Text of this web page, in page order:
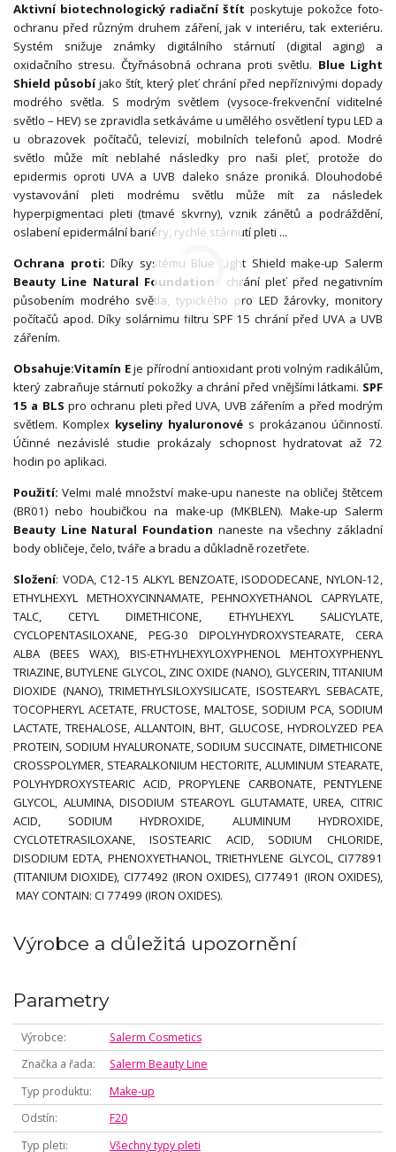
Aktivní biotechnologický radiační štít poskytuje pokožce foto-
ochranu před různým druhem záření, jak v interiéru, tak exteriéru.
Systém snižuje známky digitálního stárnutí (digital aging) a
oxidačního stresu. Čtyřnásobná ochrana proti světlu. Blue Light
Shield působíjako štít, který pleť chrání před nepříznivými dopady
modrého světla. S modrým světlem (vysoce-frekvenční viditelné
světlo – HEV) se zpravidla setkáváme u umělého osvětlení typu LED a
u obrazovek počítačů, televizí, mobilních telefonů apod. Modré
světlo může mít neblahé následky pro naši pleť, protože do
epidermis oproti UVA a UVB daleko snáze proniká. Dlouhodobé
vystavování pleti modrému světlu může mít za následek
hyperpigmentaci pleti (tmavé skvrny), vznik zánětů a podráždění,
oslabení epidermální bariéry, rychlé stárnutí pleti ...
Ochrana proti:Díky systému Blue Light Shield make-up Salerm
Beauty Line Natural Foundation chrání pleť před negativním
působením modrého světla, typického pro LED žárovky, monitory
počítačů apod. Díky solárnímu filtru SPF 15 chrání před UVA a UVB
zářením.
Obsahuje:Vitamín Eje přírodní antioxidant proti volným radikálům,
který zabraňuje stárnutí pokožky a chrání před vnějšími látkami. SPF
15 a BLS pro ochranu pleti před UVA, UVB zářením a před modrým
světlem. Komplex kyseliny hyaluronovés prokázanou účinností.
Účinné nezávislé studie prokázaly schopnost hydratovat až 72
hodin po aplikaci.
Použití: Velmi malé množství make-upu naneste na obličej štětcem
(BR01) nebo houbičkou na make-up (MKBLEN). Make-up Salerm
Beauty Line Natural Foundation naneste na všechny základní
body obličeje, čelo, tváře a bradu a důkladně rozetřete.
Složení: VODA, C12-15 ALKYL BENZOATE, ISODODECANE, NYLON-12,
ETHYLHEXYL METHOXYCINNAMATE, PEHNOXYETHANOL CAPRYLATE,
TALC, CETYL DIMETHICONE, ETHYLHEXYL SALICYLATE,
CYCLOPENTASILOXANE, PEG-30 DIPOLYHYDROXYSTEARATE, CERA
ALBA (BEES WAX), BIS-ETHYLHEXYLOXYPHENOL MEHTOXYPHENYL
TRIAZINE, BUTYLENE GLYCOL, ZINC OXIDE (NANO), GLYCERIN, TITANIUM
DIOXIDE (NANO), TRIMETHYLSILOXYSILICATE, ISOSTEARYL SEBACATE,
TOCOPHERYL ACETATE, FRUCTOSE, MALTOSE, SODIUM PCA, SODIUM
LACTATE, TREHALOSE, ALLANTOIN, BHT, GLUCOSE, HYDROLYZED PEA
PROTEIN, SODIUM HYALURONATE, SODIUM SUCCINATE, DIMETHICONE
CROSSPOLYMER, STEARALKONIUM HECTORITE, ALUMINUM STEARATE,
POLYHYDROXYSTEARIC ACID, PROPYLENE CARBONATE, PENTYLENE
GLYCOL, ALUMINA, DISODIUM STEAROYL GLUTAMATE, UREA, CITRIC
ACID, SODIUM HYDROXIDE, ALUMINUM HYDROXIDE,
CYCLOTETRASILOXANE, ISOSTEARIC ACID, SODIUM CHLORIDE,
DISODIUM EDTA, PHENOXYETHANOL, TRIETHYLENE GLYCOL, CI77891
(TITANIUM DIOXIDE), CI77492 (IRON OXIDES), CI77491 (IRON OXIDES),
MAY CONTAIN: CI 77499 (IRON OXIDES).
Výrobce a důležitá upozornění
Parametry
Výrobce
Salerm Cosmetics
Značka a řada
Salerm Beauty Line
Typ produktu
Make-up
Odstín
F20
Typ pleti
Všechny typy pleti